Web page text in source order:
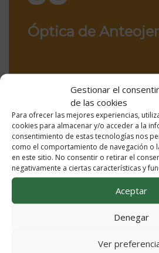
Gestionar el
de las cookies
Para ofrecer las mejores experiencias,
cookies para almacenar y/o acceder a la
consentimiento de estas tecnologías nos
como el comportamiento de navegación o
en este sitio. No consentir o retirar el
negativamente a ciertas características y
Aceptar
Denegar
Ver
Óptica de
Educación Infantil